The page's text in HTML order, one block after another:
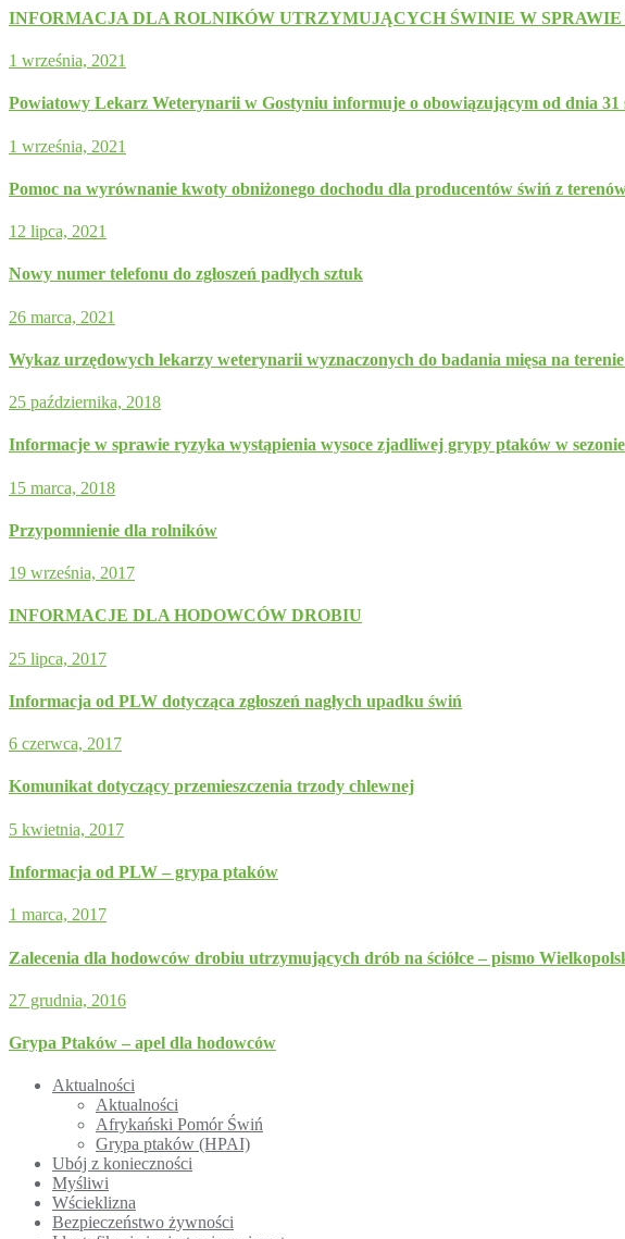
INFORMACJA DLA ROLNIKÓW UTRZYMUJĄCYCH ŚWINIE W
1 września, 2021
Powiatowy Lekarz Weterynarii w Gostyniu informuje o obowiązującym od dnia
1 września, 2021
Pomoc na wyrównanie kwoty obniżonego dochodu dla producentów świń z
12 lipca, 2021
Nowy numer telefonu do zgłoszeń padłych sztuk
26 marca, 2021
Wykaz urzędowych lekarzy weterynarii wyznaczonych do badania mięsa na
25 października, 2018
Informacje w sprawie ryzyka wystąpienia wysoce zjadliwej grypy ptaków w
15 marca, 2018
Przypomnienie dla rolników
19 września, 2017
INFORMACJE DLA HODOWCÓW DROBIU
25 lipca, 2017
Informacja od PLW dotycząca zgłoszeń nagłych upadku świń
6 czerwca, 2017
Komunikat dotyczący przemieszczenia trzody chlewnej
5 kwietnia, 2017
Informacja od PLW – grypa ptaków
1 marca, 2017
Zalecenia dla hodowców drobiu utrzymujących drób na ściółce – pismo
27 grudnia, 2016
Grypa Ptaków – apel dla hodowców
Aktualności
Aktualności
Afrykański Pomór Świń
Grypa ptaków (HPAI)
Ubój z konieczności
Myśliwi
Wścieklizna
Bezpieczeństwo żywności